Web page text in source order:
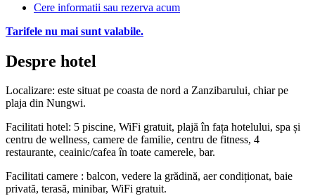
Cere informatii sau rezerva acum
Tarifele nu mai sunt valabile.
Despre hotel
Localizare: este situat pe coasta de nord a Zanzibarului, chiar pe
plaja din Nungwi.
Facilitati hotel: 5 piscine, WiFi gratuit, plajă în fața hotelului, spa și
centru de wellness, camere de familie, centru de fitness, 4
restaurante, ceainic/cafea în toate camerele, bar.
Facilitati camere : balcon, vedere la grădină, aer condiționat, baie
privată, terasă, minibar, WiFi gratuit.